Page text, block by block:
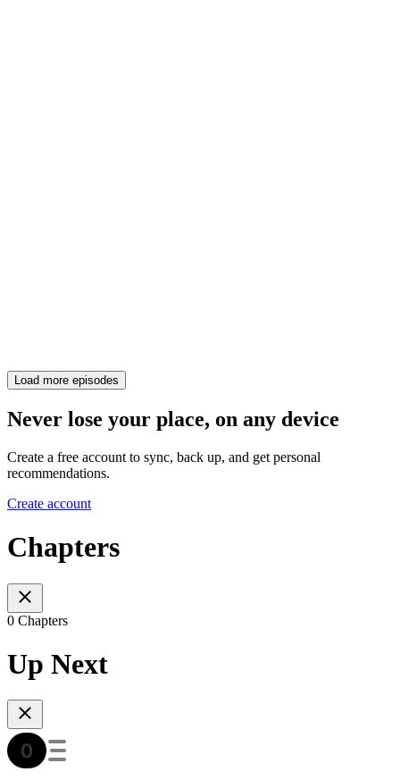
Load more episodes
Never lose your place, on any device
Create a free account to sync, back up, and get personal
recommendations.
Create account
Chapters
0 Chapters
Up Next